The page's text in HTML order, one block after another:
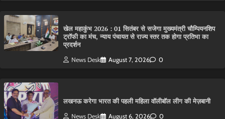
खेल महाकुंभ 2026 : 01 सितंबर से सजेगा मुख्यमंत्री चौम्पियनशिप
ट्रॉफी का मंच, न्याय पंचायत से राज्य स्तर तक होगा प्रतिभा का
प्रदर्शन
News Desk August 7, 2026 0
लखनऊ करेगा भारत की पहली महिला वॉलीबॉल लीग की मेज़बानी
News Desk August 6, 2026 0